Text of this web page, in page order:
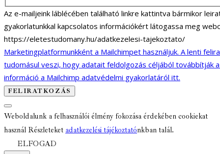
Az e-mailjeink láblécében található linkre kattintva bármikor
gyakorlatunkkal kapcsolatos információkért látogassa meg
https://eletestudomany.hu/adatkezelesi-tajekoztato/
Marketingplatformunkként a Mailchimpet használjuk. A lenti
tudomásul veszi, hogy adatait feldolgozás céljából továbbítják
információ a Mailchimp adatvédelmi gyakorlatáról itt.
Weboldalunk a felhasználói élmény fokozása érdekében cookiekat
használ Részleteket adatkezelési tájékoztatónkban talál.
ELFOGAD